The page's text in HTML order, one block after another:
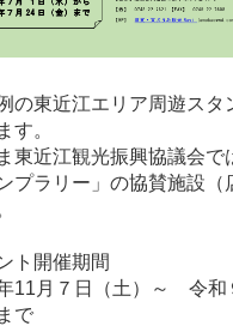
の東近江エリア周遊スタ
す。
東近江観光振興協議会で
プラリー」の協賛施設（
ト開催期間
11月７日（土）～ 令和
で